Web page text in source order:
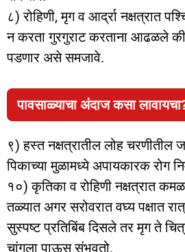
८) रोहिणी, मृग व आर्द्रा नक्षत्रात
न करता गुरगुराट करताना आढळले
पडणार असे समजावे.
पावसाळ्याचा अंदाज कसा
९) हस्त नक्षत्रातील लोह चरणीतील
पिकाच्या मुळामध्ये अपायकारक रोग
१०) कृतिका व रोहिणी नक्षत्रात
तळ्यात अगर सरोवरात वघ्य पक्षात
सुस्पष्ट प्रतिबिंब दिसले तर मृग ते
चांगला पाऊस संभवतो.